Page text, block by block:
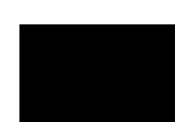
Reproductor